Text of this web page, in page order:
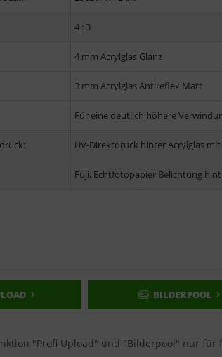
4 : 3
4 mm Acrylglas Glanz
3 mm Acrylglas Antireflex Matt
Für eine deutlich höhere
UV-Direktdruck hinter Acrylglas
Fuji, Echtfotopapier Belichtung
BILDERPOOL
"Profi Upload" und "Bilderpool" nur für